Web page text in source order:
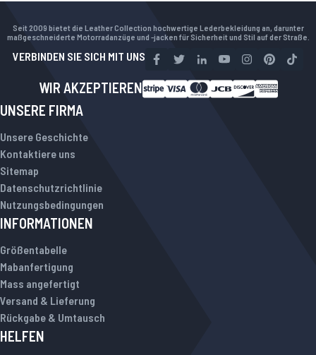
Seit 2009 bietet die Leather Collection hochwertige Lederbekleidung an, darunter
maßgeschneiderte Motorradanzüge und -jacken für Sicherheit und Stil auf der Straße.
VERBINDEN SIE SICH MIT UNS
WIR AKZEPTIEREN
UNSERE FIRMA
Unsere Geschichte
Kontaktiere uns
Sitemap
Datenschutzrichtlinie
Nutzungsbedingungen
INFORMATIONEN
Größentabelle
Mabanfertigung
Mass angefertigt
Versand & Lieferung
Rückgabe & Umtausch
HELFEN